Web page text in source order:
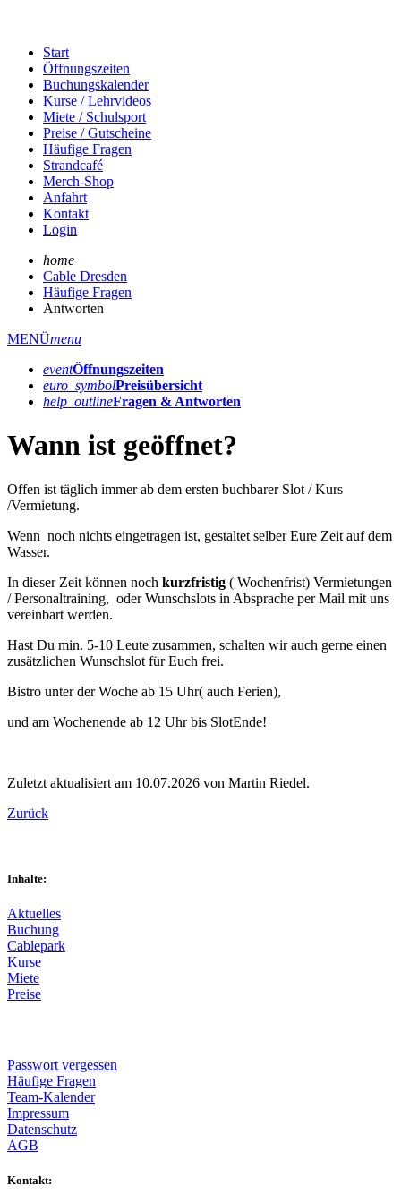
Start
Öffnungszeiten
Buchungskalender
Kurse / Lehrvideos
Miete / Schulsport
Preise / Gutscheine
Häufige Fragen
Strandcafé
Merch-Shop
Anfahrt
Kontakt
Login
home
Cable Dresden
Häufige Fragen
Antworten
MENÜmenu
eventÖffnungs­zeiten
euro_symbolPreis­übersicht
help_outlineFragen & Antworten
Wann ist geöffnet?
Offen ist täglich immer ab dem ersten buchbarer Slot / Kurs
/Vermietung.
Wenn noch nichts eingetragen ist, gestaltet selber Eure Zeit auf dem
Wasser.
In dieser Zeit können noch kurzfristig ( Wochenfrist) Vermietungen
/ Personaltraining, oder Wunschslots in Absprache per Mail mit uns
vereinbart werden.
Hast Du min. 5-10 Leute zusammen, schalten wir auch gerne einen
zusätzlichen Wunschslot für Euch frei.
Bistro unter der Woche ab 15 Uhr( auch Ferien),
und am Wochenende ab 12 Uhr bis SlotEnde!
Zuletzt aktualisiert am 10.07.2026 von Martin Riedel.
Zurück
Inhalte:
Aktuelles
Buchung
Cablepark
Kurse
Miete
Preise
Passwort vergessen
Häufige Fragen
Team-Kalender
Impressum
Datenschutz
AGB
Kontakt: